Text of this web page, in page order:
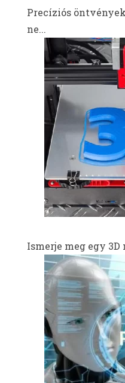
Precíziós
ne...
Ismerje meg egy